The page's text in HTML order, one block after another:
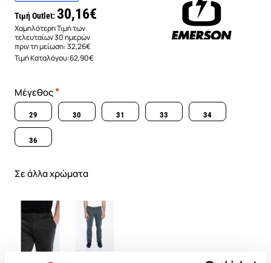
Τιμή Outlet: 30,16€
Χαμηλότερη Τιμή των
τελευταίων 30 ημερών
πριν τη μείωση:32,26€
Τιμή Καταλόγου:62,90€
Μέγεθος
29 30 31 33 34
36
Σε άλλα χρώματα